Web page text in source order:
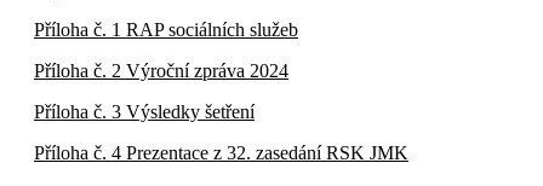
Příloha č. 1 RAP sociálních služeb
Příloha č. 2 Výroční zpráva 2024
Příloha č. 3 Výsledky šetření
Příloha č. 4 Prezentace z 32. zasedání RSK JMK